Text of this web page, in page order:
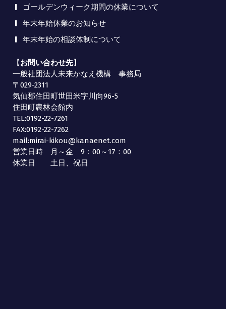
ゴールデンウィーク期間の休業について
年末年始休業のお知らせ
年末年始の相談体制について
【お問い合わせ先】
一般社団法人未来かなえ機構 事務局
〒029-2311
気仙郡住田町世田米字川向96-5
住田町農林会館内
TEL:0192-22-7261
FAX:0192-22-7262
mail:mirai-kikou@kanaenet.com
営業日時 月～金 9：00～17：00
休業日 土日、祝日